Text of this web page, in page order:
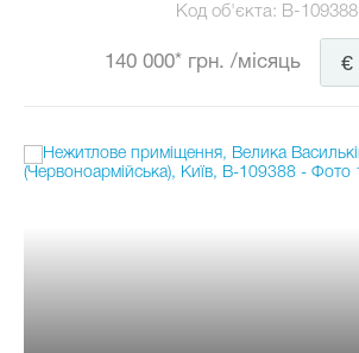
Код об'єкта: B-109388
140 000* грн. /місяць €